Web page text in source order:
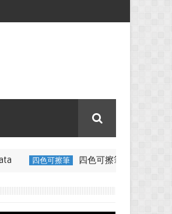
四色可擦筆-百通電纜 350ML 折疊矽膠